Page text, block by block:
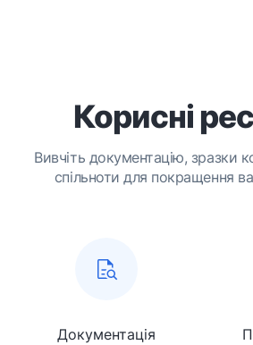
Корисні
Вивчіть документацію, зразки
спільноти для покращення
Документація